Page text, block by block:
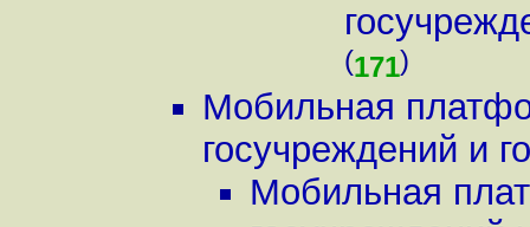
(171)
Мобильная
госучреждений и
Мобильная